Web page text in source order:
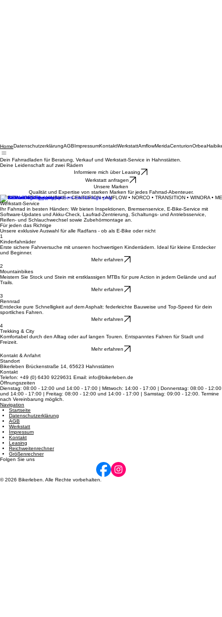
Home DatenschutzerklärungAGBImpressumKontaktWerkstattAmflowMeridaCenturion
Dein Fahrradladen für Beratung, Verkauf und Werkstatt-Service in Hahnstätten.
Informiere mich über Leasing
Werkstatt anfragen
Qualität und Expertise von starken Marken für jedes Fahrrad-Abenteuer.
MERIDA • ORBEA • HAIBIKE • CENTURION • AMFLOW • NORCO • TRANSITION • WINORA •
Werkstatt-Service
Ihr Fahrrad in besten Händen: Wir bieten Inspektionen, Bremsenservice, E-Bike-Service mit
Software-Updates und Akku-Check, Laufrad-Zentrierung, Schaltungs- und Antriebsservice,
Reifen- und Schlauchwechsel sowie Zubehörmontage an.
Für jeden das Richtige
Unsere exklusive Auswahl für alle Radfans - ob als E-Bike oder nicht
1
Erste sichere Fahrversuche mit unseren hochwertigen Kinderrädern. Ideal für kleine Entdecker
und Beginner.
Mehr erfahren
2
Meistern Sie Stock und Stein mit erstklassigen MTBs für pure Action in jedem Gelände und auf
Trails.
Mehr erfahren
3
Entdecke pure Schnelligkeit auf dem Asphalt: federleichte Bauweise und Top-Speed für dein
sportliches Fahren.
Mehr erfahren
4
Komfortabel durch den Alltag oder auf langen Touren. Entspanntes Fahren für Stadt und
Freizeit.
Mehr erfahren
Kontakt & Anfahrt
Standort
Bikerleben Brückenstraße 14, 65623 Hahnstätten
Kontakt
Telefon: +49 (0) 6430 9229631 Email: info@bikerleben.de
Öffnungszeiten
Dienstag: 08:00 - 12:00 und 14:00 - 17:00 | Mittwoch: 14:00 - 17:00 | Donnerstag: 08:00 - 12:00
und 14:00 - 17:00 | Freitag: 08:00 - 12:00 und 14:00 - 17:00 | Samstag: 09:00 - 12:00. Termine
nach Vereinbarung möglich.
Navigation
Startseite
Datenschutzerklärung
AGB
Werkstatt
Impressum
Kontakt
Leasing